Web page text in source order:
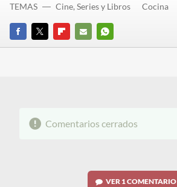
FACEBOOK
TWITTERFLIPBOARD
E-
WHATSAPP
TEMAS Cine, Series y Libros Cocina
Comentarios cerrados
VER 1 COMENTARIO